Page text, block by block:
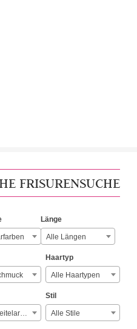
FRISURENSUCHE
Länge
Alle Längen
Haartyp
Alle Haartypen
Alle Scheitelarten
Stil
Alle Stile